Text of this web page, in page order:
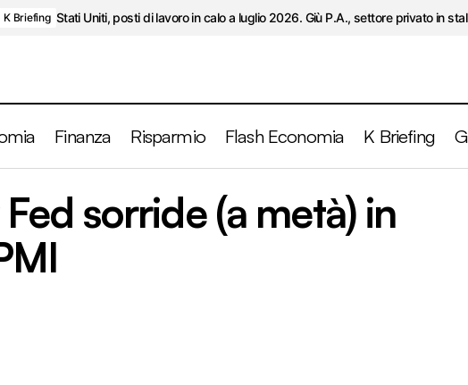
K Briefing Stati Uniti, posti di lavoro in calo a luglio 2026. Giù P.A., settore privato in
Finanza Risparmio Flash Economia K Briefing
K Briefing USA. Philly Fed sorride (a metà) in attesa del
sorride (a metà) in